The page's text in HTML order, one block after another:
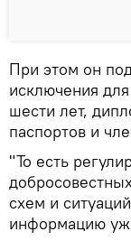
При этом он
исключения
шести лет,
паспортов и
"То есть
схем и
информацию